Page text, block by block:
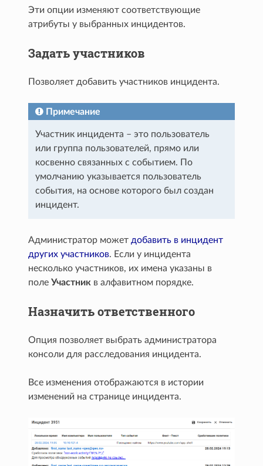
Эти опции изменяют соответствующие
атрибуты у выбранных инцидентов.
Задать участников
Позволяет добавить участников инцидента.
Примечание
Участник инцидента – это пользователь
или группа пользователей, прямо или
косвенно связанных с событием. По
умолчанию указывается пользователь
события, на основе которого был создан
инцидент.
Администратор может добавить в инцидент
других участников. Если у инцидента
несколько участников, их имена указаны в
полеУчастник в алфавитном порядке.
Назначить ответственного
Опция позволяет выбрать администратора
консоли для расследования инцидента.
Все изменения отображаются в истории
изменений на странице инцидента.